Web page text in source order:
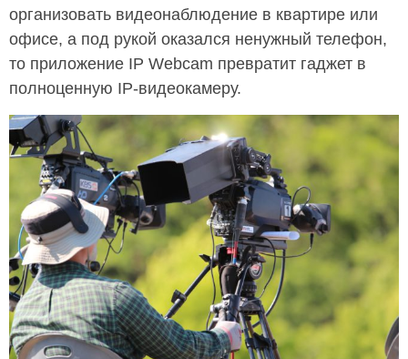
организовать видеонаблюдение в квартире или
офисе, а под рукой оказался ненужный телефон,
то приложение IP Webcam превратит гаджет в
полноценную IP-видеокамеру.